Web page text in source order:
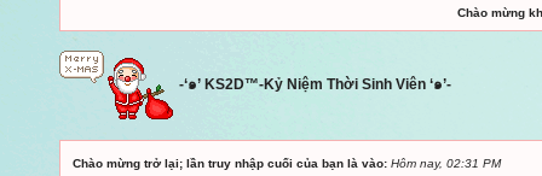
Chào mừng
-‘๑’ KS2D™-Kỷ Niệm Thời Sinh Viên ‘๑’-
Chào mừng trở lại; lần truy nhập cuối của bạn là vào: Hôm nay, 02:31 PM